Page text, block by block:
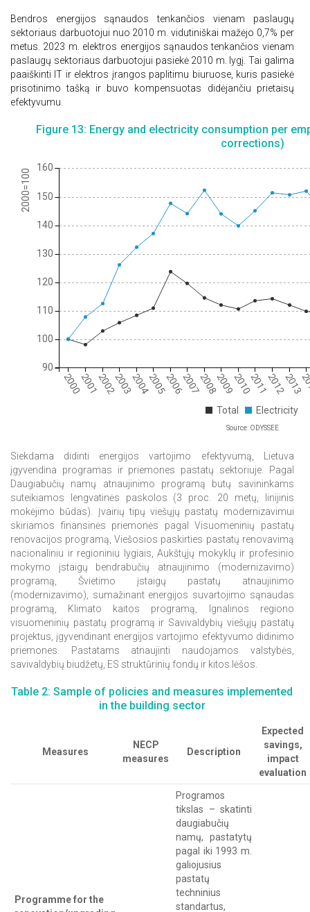
Bendros energijos sąnaudos tenkančios vienam paslaugų
sektoriaus darbuotojui nuo 2010 m. vidutiniškai mažėjo 0,7% per
metus. 2023 m. elektros energijos sąnaudos tenkančios vienam
paslaugų sektoriaus darbuotojui pasiekė 2010 m. lygį. Tai galima
paaiškinti IT ir elektros įrangos paplitimu biuruose, kuris pasiekė
prisotinimo tašką ir buvo kompensuotas didėjančiu prietaisų
efektyvumu.
Figure 13: Energy and electricity consumption per
corrections)
20002001200220032004200520062007200820092010201120122013
2000=100
90
100
110
120
130
140
150
160
Total Electricity
Source: ODYSSEE
Siekdama didinti energijos vartojimo efektyvumą, Lietuva
įgyvendina programas ir priemones pastatų sektoriuje. Pagal
Daugiabučių namų atnaujinimo programą butų savininkams
suteikiamos lengvatinės paskolos (3 proc. 20 metų, linijinis
mokėjimo būdas). Įvairių tipų viešųjų pastatų modernizavimui
skiriamos finansinės priemonės pagal Visuomeninių pastatų
renovacijos programą, Viešosios paskirties pastatų renovavimą
nacionaliniu ir regioniniu lygiais, Aukštųjų mokyklų ir profesinio
mokymo įstaigų bendrabučių atnaujinimo (modernizavimo)
programą, Švietimo įstaigų pastatų atnaujinimo
(modernizavimo), sumažinant energijos suvartojimo sąnaudas
programą, Klimato kaitos programą, Ignalinos regiono
visuomeninių pastatų programą ir Savivaldybių viešųjų pastatų
projektus, įgyvendinant energijos vartojimo efektyvumo didinimo
priemones. Pastatams atnaujinti naudojamos valstybės,
savivaldybių biudžetų, ES struktūrinių fondų ir kitos lėšos.
Table 2: Sample of policies and measures implemented
in the building sector
Measures
NECP
measures
Description
Expected
savings,
impact
evaluation
Programme for the
Programos
tikslas – skatinti
daugiabučių
namų, pastatytų
pagal iki 1993 m.
galiojusius
pastatų
techninius
standartus,